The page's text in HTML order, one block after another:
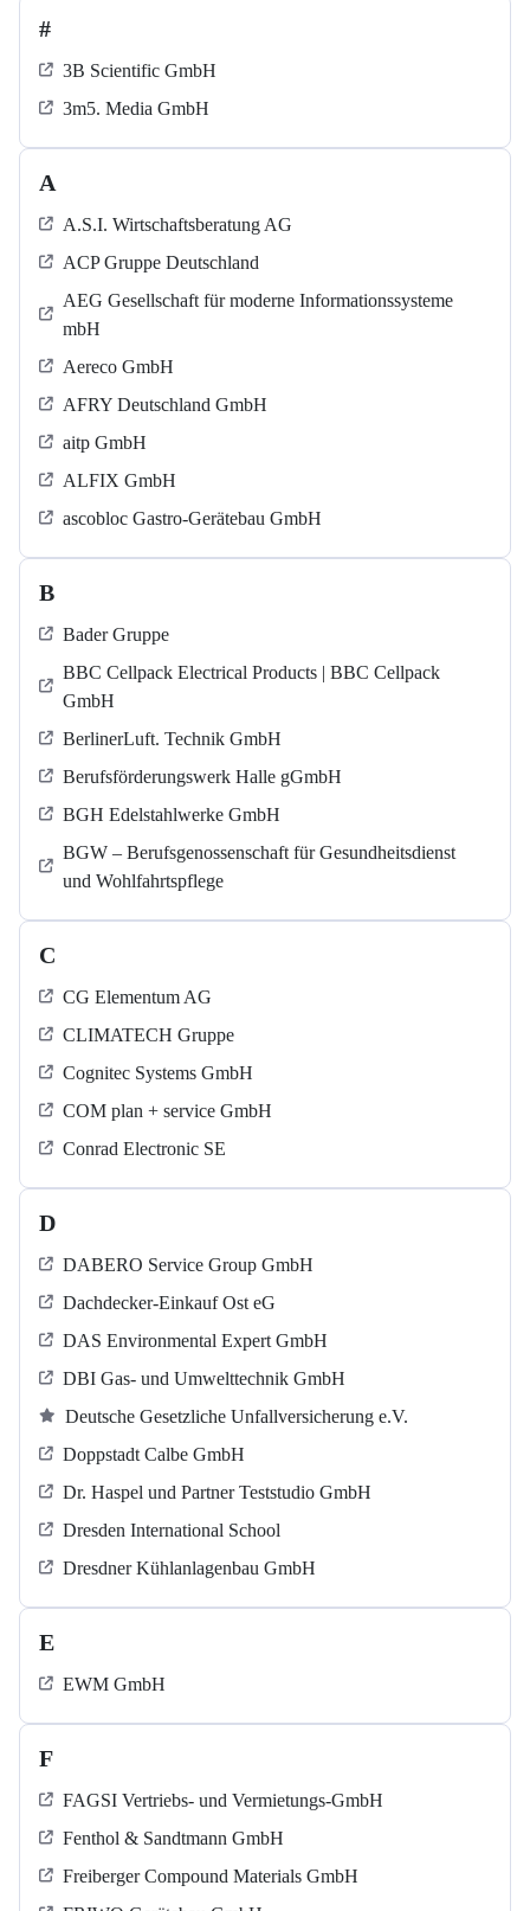
#
3B Scientific GmbH
3m5. Media GmbH
A
A.S.I. Wirtschaftsberatung AG
ACP Gruppe Deutschland
AEG Gesellschaft für moderne Informationssysteme
mbH
Aereco GmbH
AFRY Deutschland GmbH
aitp GmbH
ALFIX GmbH
ascobloc Gastro-Gerätebau GmbH
B
Bader Gruppe
BBC Cellpack Electrical Products | BBC Cellpack
GmbH
BerlinerLuft. Technik GmbH
Berufsförderungswerk Halle gGmbH
BGH Edelstahlwerke GmbH
BGW – Berufsgenossenschaft für Gesundheitsdienst
und Wohlfahrtspflege
C
CG Elementum AG
CLIMATECH Gruppe
Cognitec Systems GmbH
COM plan + service GmbH
Conrad Electronic SE
D
DABERO Service Group GmbH
Dachdecker-Einkauf Ost eG
DAS Environmental Expert GmbH
DBI Gas- und Umwelttechnik GmbH
Deutsche Gesetzliche Unfallversicherung e.V.
Doppstadt Calbe GmbH
Dr. Haspel und Partner Teststudio GmbH
Dresden International School
Dresdner Kühlanlagenbau GmbH
E
EWM GmbH
F
FAGSI Vertriebs- und Vermietungs-GmbH
Fenthol & Sandtmann GmbH
Freiberger Compound Materials GmbH